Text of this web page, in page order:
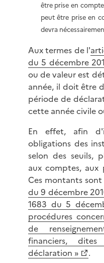
être prise en
peut être prise en
devra
Aux termes de l'
du 5 décembre
ou de valeur est
année, il doit être
période de
cette année civile
En effet, afin
obligations des
selon des seuils,
aux comptes, aux
Ces montants
du 9 décembre
1683 du 5
procédures
de
financiers,
déclaration »
.